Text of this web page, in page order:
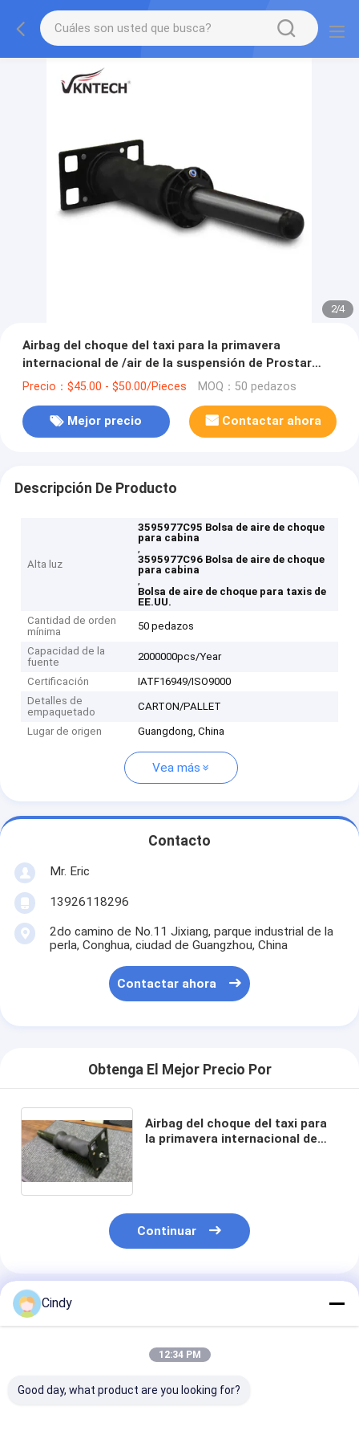
2/4
Airbag del choque del taxi para la primavera
internacional de /air de la suspensión de Prostar
2008+ 3595977C95 3595977C96 US/air
Precio：$45.00 - $50.00/Pieces MOQ：50 pedazos
Mejor precio Contactar ahora
Descripción De Producto
Alta luz
3595977C95 Bolsa de aire de choque
para cabina
,
3595977C96 Bolsa de aire de choque
para cabina
,
Bolsa de aire de choque para taxis de
EE.UU.
Cantidad de orden
mínima
50 pedazos
Capacidad de la
fuente
2000000pcs/Year
Certificación
IATF16949/ISO9000
Detalles de
empaquetado
CARTON/PALLET
Lugar de origen Guangdong, China
Vea más
Contacto
Mr. Eric
13926118296
2do camino de No.11 Jixiang, parque industrial de la
perla, Conghua, ciudad de Guangzhou, China
Contactar ahora
Obtenga El Mejor Precio Por
Airbag del choque del taxi para
la primavera internacional de
Continuar
Productos Recomendados
Cindy
12:34 PM
Good day, what product are you looking for?